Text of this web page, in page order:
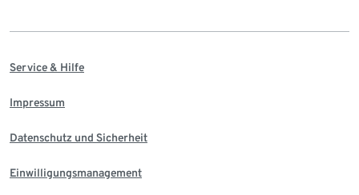
Service & Hilfe
Impressum
Datenschutz und Sicherheit
Einwilligungsmanagement